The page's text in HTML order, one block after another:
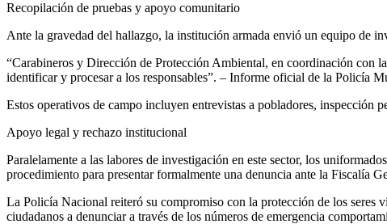
Recopilación de pruebas y apoyo comunitario
Ante la gravedad del hallazgo, la institución armada envió un equipo de
“Carabineros y Dirección de Protección Ambiental, en coordinación con
identificar y procesar a los responsables”. – Informe oficial de la Policía
Estos operativos de campo incluyen entrevistas a pobladores, inspección
Apoyo legal y rechazo institucional
Paralelamente a las labores de investigación en este sector, los
procedimiento para presentar formalmente una denuncia ante la Fiscalía
La Policía Nacional reiteró su compromiso con la protección de los seres
ciudadanos a denunciar a través de los números de emergencia